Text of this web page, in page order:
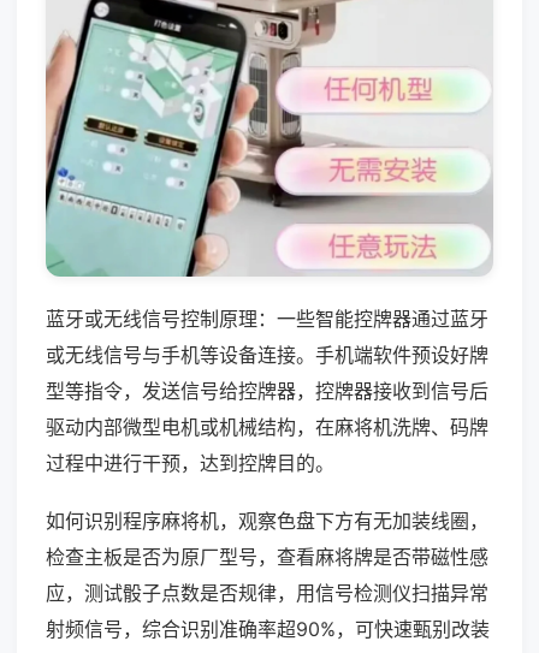
蓝牙或无线信号控制原理：一些智能控牌器通过蓝牙
或无线信号与手机等设备连接。手机端软件预设好牌
型等指令，发送信号给控牌器，控牌器接收到信号后
驱动内部微型电机或机械结构，在麻将机洗牌、码牌
过程中进行干预，达到控牌目的。
如何识别程序麻将机，观察色盘下方有无加装线圈，
检查主板是否为原厂型号，查看麻将牌是否带磁性感
应，测试骰子点数是否规律，用信号检测仪扫描异常
射频信号，综合识别准确率超90%，可快速甄别改装